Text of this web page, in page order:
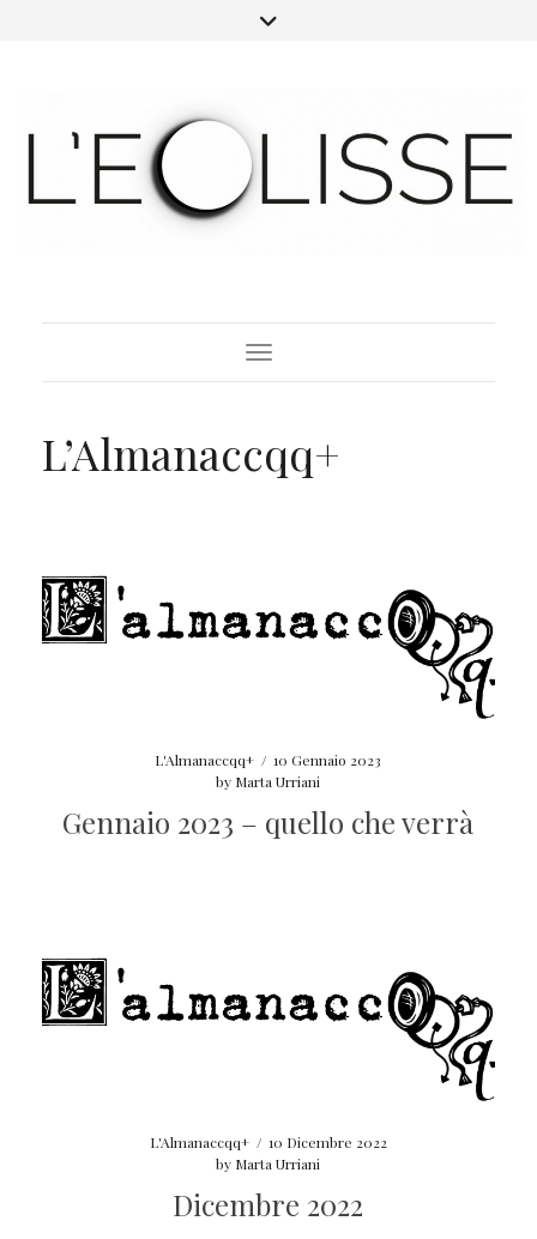
Toggle Navigation
L’Almanaccqq+
L'Almanaccqq+ / 10 Gennaio 2023
by Marta Urriani
Gennaio 2023 – quello che verrà
L'Almanaccqq+ / 10 Dicembre 2022
by Marta Urriani
Dicembre 2022